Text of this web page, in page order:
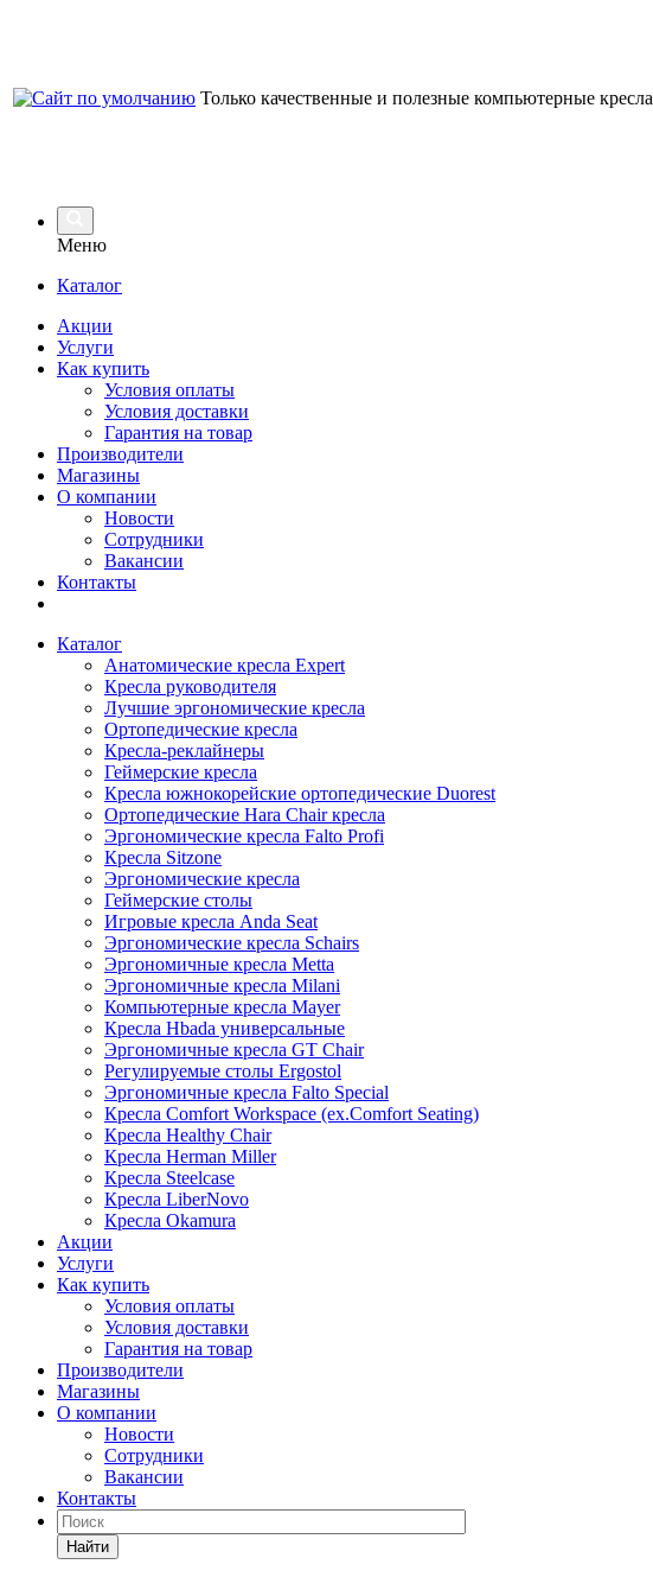
Только качественные и полезные компьютерные кресла
Меню
Каталог
Акции
Услуги
Как купить
Условия оплаты
Условия доставки
Гарантия на товар
Производители
Магазины
О компании
Новости
Сотрудники
Вакансии
Контакты
Каталог
Анатомические кресла Expert
Кресла руководителя
Лучшие эргономические кресла
Ортопедические кресла
Кресла-реклайнеры
Геймерские кресла
Кресла южнокорейские ортопедические Duorest
Ортопедические Hara Chair кресла
Эргономические кресла Falto Profi
Кресла Sitzone
Эргономические кресла
Геймерские столы
Игровые кресла Anda Seat
Эргономические кресла Schairs
Эргономичные кресла Metta
Эргономичные кресла Milani
Компьютерные кресла Mayer
Кресла Hbada универсальные
Эргономичные кресла GT Chair
Регулируемые столы Ergostol
Эргономичные кресла Falto Special
Кресла Comfort Workspace (ex.Comfort Seating)
Кресла Healthy Chair
Кресла Herman Miller
Кресла Steelcase
Кресла LiberNovo
Кресла Okamura
Акции
Услуги
Как купить
Условия оплаты
Условия доставки
Гарантия на товар
Производители
Магазины
О компании
Новости
Сотрудники
Вакансии
Контакты
Найти